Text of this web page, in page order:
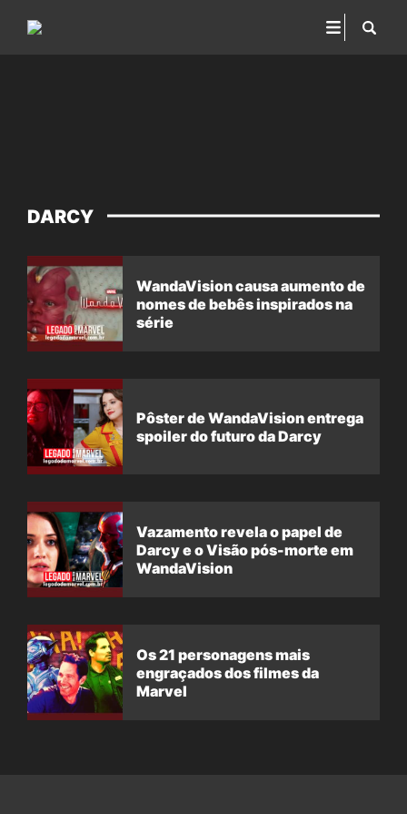
DARCY
WandaVision causa aumento de
nomes de bebês inspirados na
série
Pôster de WandaVision entrega
spoiler do futuro da Darcy
Vazamento revela o papel de
Darcy e o Visão pós-morte em
WandaVision
Os 21 personagens mais
engraçados dos filmes da
Marvel